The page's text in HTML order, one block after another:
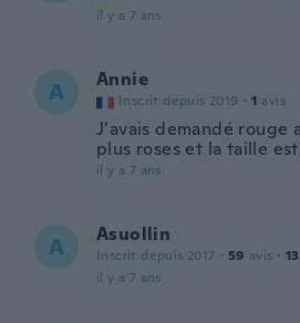
il y a 7 ans
A Annie
Inscrit depuis 2019 · 1 avis
J’avais demandé rouge
plus roses et la taille
il y a 7 ans
A Asuollin
Inscrit depuis 2017 · 59 avis · 13
il y a 7 ans